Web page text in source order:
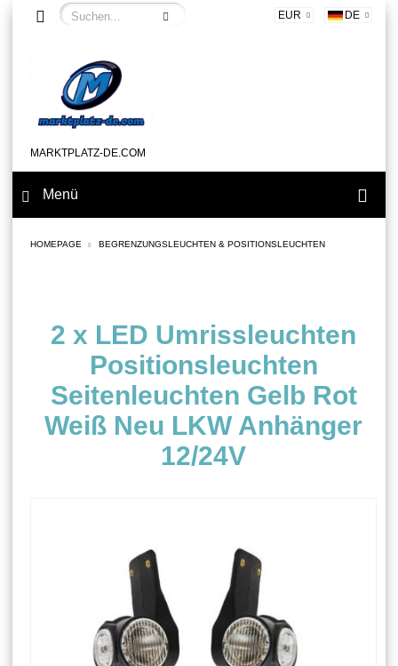
EUR DE
MARKTPLATZ-DE.COM
Menü
HOMEPAGE BEGRENZUNGSLEUCHTEN & POSITIONSLEUCHTEN
2 x LED Umrissleuchten
Positionsleuchten
Seitenleuchten Gelb Rot
Weiß Neu LKW Anhänger
12/24V